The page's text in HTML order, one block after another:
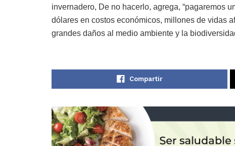
invernadero, De no hacerlo, agrega, “pagaremos
dólares en costos económicos, millones de vidas
grandes daños al medio ambiente y la
Compartir